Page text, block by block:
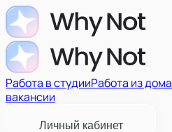
Работа в студииРабота из дома
вакансии
Личный кабинет